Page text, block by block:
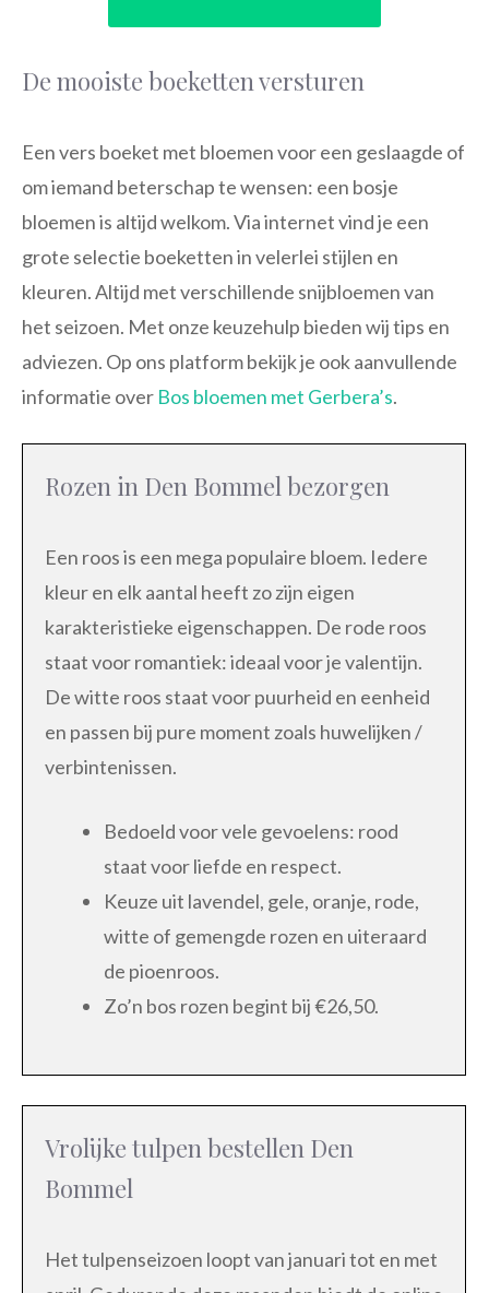
De mooiste boeketten versturen
Een vers boeket met bloemen voor een geslaagde of
om iemand beterschap te wensen: een bosje
bloemen is altijd welkom. Via internet vind je een
grote selectie boeketten in velerlei stijlen en
kleuren. Altijd met verschillende snijbloemen van
het seizoen. Met onze keuzehulp bieden wij tips en
adviezen. Op ons platform bekijk je ook aanvullende
informatie over Bos bloemen met Gerbera’s.
Rozen in Den Bommel bezorgen
Een roos is een mega populaire bloem. Iedere
kleur en elk aantal heeft zo zijn eigen
karakteristieke eigenschappen. De rode roos
staat voor romantiek: ideaal voor je valentijn.
De witte roos staat voor puurheid en eenheid
en passen bij pure moment zoals huwelijken /
verbintenissen.
Bedoeld voor vele gevoelens: rood
staat voor liefde en respect.
Keuze uit lavendel, gele, oranje, rode,
witte of gemengde rozen en uiteraard
de pioenroos.
Zo’n bos rozen begint bij €26,50.
Vrolijke tulpen bestellen Den
Bommel
Het tulpenseizoen loopt van januari tot en met